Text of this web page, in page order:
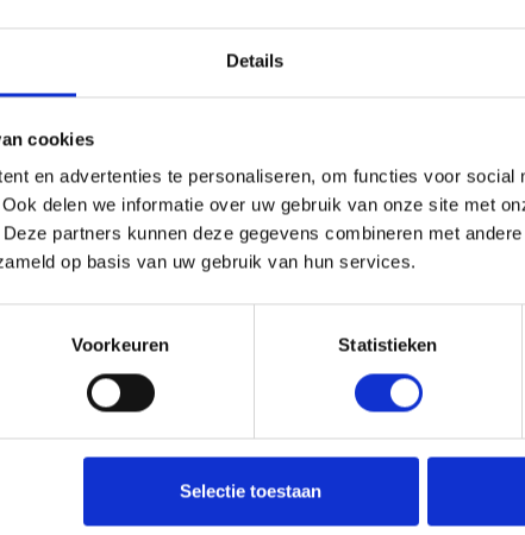
Details
cookies
en advertenties te personaliseren, om functies voor social
delen we informatie over uw gebruik van onze site met
partners kunnen deze gegevens combineren met
op basis van uw gebruik van hun services.
Voorkeuren Statistieken
Selectie toestaan
wordt altijd op maat gemaakt. Beide materialen kunnen
een lasnaad toegepast om de gewenste grootte te
visueel aantrekkelijk, maar ook informatief. Je kunt het doek
overzicht. Dit maakt het een veelzijdige oplossing die
perfect uitziet, is het belangrijk om rekening te houden met de
heeft. Zo haal je het maximale uit de printkwaliteit en
voorzien zijn van een B1-certificaat. Dit houdt in dat ze
op openbare locaties zoals bouwplaatsen en evenementen.
SPANDOEK
je jouw project een professionele en opvallende uitstraling. Of je
en zijn volledig aan te passen aan jouw wensen. Laat jouw